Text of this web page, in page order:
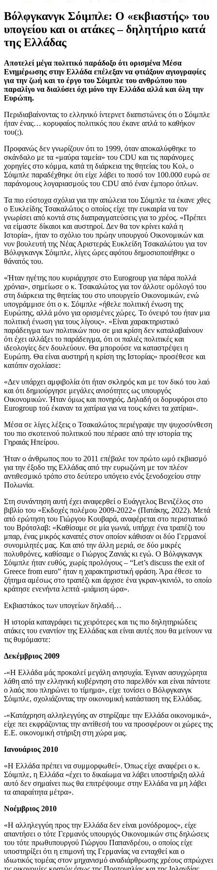
Βόλφγκανγκ Σόιμπλε: Ο «εκβιαστής» του
υπογείου και οι ατάκες – δηλητήριο κατά
της Ελλάδας
Αποτελεί μέγα πολιτικό παράδοξο ότι ορισμένα Μέσα
Ενημέρωσης στην Ελλάδα επέλεξαν να φτιάξουν αγιογραφίες
για την ζωή και το έργο του Σόιμπλε του ανθρώπου που
παραλίγο να διαλύσει όχι μόνο την Ελλάδα αλλά και όλη την
Ευρώπη.
Περιδιαβαίνοντας το ελληνικό ίντερνετ διαπιστώνεις ότι ο Σόιμπλε
ήταν ένας… κορυφαίος πολιτικός που έκανε απλά το καθήκον
του(;).
Προφανώς δεν γνωρίζουν ότι το 1999, όταν αποκαλύφθηκε το
σκάνδαλο με τα «μαύρα ταμεία» του CDU και τις παράνομες
χορηγίες στο κόμμα, κατά τη διάρκεια της θητείας του Κολ, ο
Σόιμπλε παραδέχθηκε ότι είχε λάβει το ποσό τον 100.000 ευρώ σε
παράνομους λογαριασμούς του CDU από έναν έμπορο όπλων.
Τα πιο εύστοχα σχόλια για την απώλεια του Σόιμπλε τα έκανε χθες
ο Ευκλείδης Τσακαλώτος ο οποίος είχε την ευκαιρία να τον
γνωρίσει από κοντά στις διαπραγματεύσεις για το χρέος. «Πρέπει
να είμαστε δίκαιοι και αυστηροί. Δεν θα τον κρίνει καλά η
Ιστορία», ήταν το σχόλιο του πρώην υπουργού Οικονομικών και
νυν βουλευτή της Νέας Αριστεράς Ευκλείδη Τσακαλώτου για τον
Βόλφγκανγκ Σόιμπλε, λίγες ώρες αφότου δημοσιοποιήθηκε ο
θάνατός του.
«Ήταν ηγέτης που κυριάρχησε στο Eurogroup για πάρα πολλά
χρόνια», σημείωσε ο κ. Τσακαλώτος για τον άλλοτε ομόλογό του
στη διάρκεια της θητείας του στο υπουργείο Οικονομικών, ενώ
υπογράμμισε ότι ο κ. Σόιμπλε «ήθελε πολιτική ένωση της
Ευρώπης, αλλά μόνο για ορισμένες χώρες. Το όνειρό του ήταν μια
πολιτική ένωση για τους λίγους». «Είναι χαρακτηριστικό
παράδειγμα των πολιτικών που σε μια κρίση δεν καταλαβαίνουν
ότι έχει αλλάξει το παράδειγμα, ότι οι παλιές πολιτικές και
ιδεολογίες δεν δουλεύουν. Θα μπορούσε να καταστρέψει η
Ευρώπη. Θα είναι αυστηρή η κρίση της Ιστορίας» προσέθεσε και
κατόπιν σχολίασε:
«Δεν υπάρχει αμφιβολία ότι ήταν σκληρός και με τον δικό του λαό
και ότι δημιούργησε μεγάλες ανισότητες ως υπουργός
Οικονομικών. Ήταν όμως και πονηρός. Δηλαδή οι δορυφόροι στο
Eurogroup τού έκαναν τα χατίρια για να τους κάνει τα χατίρια».
Μέσα σε λίγες λέξεις ο Τσακαλώτος περιέγραψε την ψυχοσύνθεση
του πιο σκοτεινού πολιτικού που πέρασε από την ιστορία της
Γηραιάς Ηπείρου.
Ήταν ο άνθρωπος που το 2011 επέβαλε τον πρώτο ωμό εκβιασμό
για την έξοδο της Ελλάδας από την ευρωζώνη με τον πλέον
αντιθεσμικό τρόπο στο δεύτερο υπόγειο ενός ξενοδοχείου στην
Πολωνία.
Στη συνάντηση αυτή έχει αναφερθεί ο Ευάγγελος Βενιζέλος στο
βιβλίο του «Εκδοχές πολέμου 2009-2022» (Πατάκης, 2022). Μετά
από ερώτηση του Γιώργου Κουβαρά, αναφέρεται στο περιστατικό
του Βρότσλαβ: «Καθίσαμε σε μία γωνιά, υπήρχε ένα τραπέζι του
μπαρ, ένας μικρός καναπές στον οποίον κάθισαν οι δύο Γερμανοί
συνομιλητές μας. Και από την άλλη μεριά, σε δύο μικρές
πολυθρόνες, καθίσαμε ο Γιώργος Ζανιάς κι εγώ. Ο Βόλφγκανγκ
Σόιμπλε ήταν ευθύς, χωρίς προλόγους – “Let’s discuss the exit of
Greece from euro” ήταν η χαρακτηριστική φράση. Άρα έθεσε το
ζήτημα αμέσως στο τραπέζι και άρχισε ένα γκραν-γκινιόλ, το οποίο
κράτησε ενενήντα λεπτά -μιάμιση ώρα».
Εκβιαστάκος των υπογείων δηλαδή…
Η ιστορία καταγράφει τις χειρότερες και τις πιο δηλητηριώδεις
ατάκες του εναντίον της Ελλάδας και είναι αυτές που θα μείνουν να
τις θυμόμαστε:
Δεκέμβριος 2009
-«Η Ελλάδα μάς προκαλεί μεγάλη ανησυχία. Έγιναν ασυγχώρητα
λάθη από την ελληνική κυβέρνηση στο παρελθόν και είναι πάντοτε
ο λαός που πληρώνει το τίμημα», είχε τονίσει ο Βόλφγκανγκ
Σόιμπλε, σχολιάζοντας την οικονομική κατάσταση της Ελλάδας.
-«Κατάχρηση αλληλεγγύης αν στηρίζαμε την Ελλάδα οικονομικά»,
είχε πει εκφράζοντας την αντίθεσή του να προσφέρουν οι χώρες της
Ε.Ε. οικονομική στήριξη στη χώρα μας.
Ιανουάριος 2010
«Η Ελλάδα πρέπει να συμμορφωθεί». Όπως είχε αναφέρει ο κ.
Σόιμπλε, η Ελλάδα «έχει το δικαίωμα να λάβει υποστήριξη αλλά
αυτό δεν σημαίνει πως θα επιτρέψουμε στην Ελλάδα να μη λάβει
τα απαραίτητα μέτρα».
Νοέμβριος 2010
«Η αλληλεγγύη προς την Ελλάδα δεν είναι μονόδρομος», είχε
απαντήσει ο τότε Γερμανός υπουργός Οικονομικών στις δηλώσεις
του τότε πρωθυπουργού Γιώργου Παπανδρέου, ο οποίος είχε
υποστηρίξει ότι η επιμονή της Γερμανίας να ενταχθεί και ο
ιδιωτικός τομέας στον μηχανισμό αναδιάρθρωσης χρέους σπρώχνει